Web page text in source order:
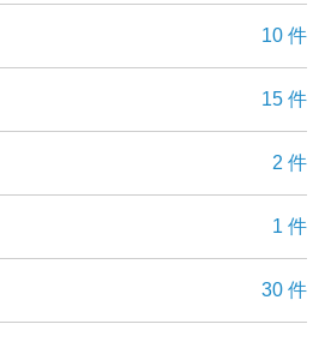
10 件
15 件
2 件
1 件
30 件